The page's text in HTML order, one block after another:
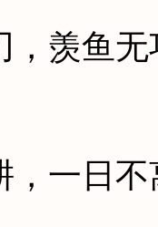
羡鱼无
一日不